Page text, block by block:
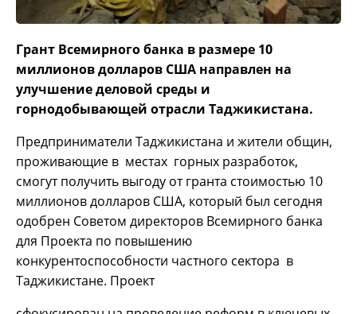
Грант Всемирного банка в размере 10
миллионов долларов США направлен на
улучшение деловой среды и
горнодобывающей отрасли Таджикистана.
Предприниматели Таджикистана и жители общин,
проживающие в местах горных разработок,
смогут получить выгоду от гранта стоимостью 10
миллионов долларов США, который был сегодня
одобрен Советом директоров Всемирного банка
для Проекта по повышению
конкурентоспособности частного сектора в
Таджикистане. Проект